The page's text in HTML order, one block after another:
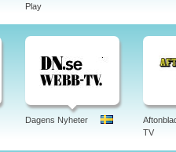
Play
Dagens Nyheter
TV